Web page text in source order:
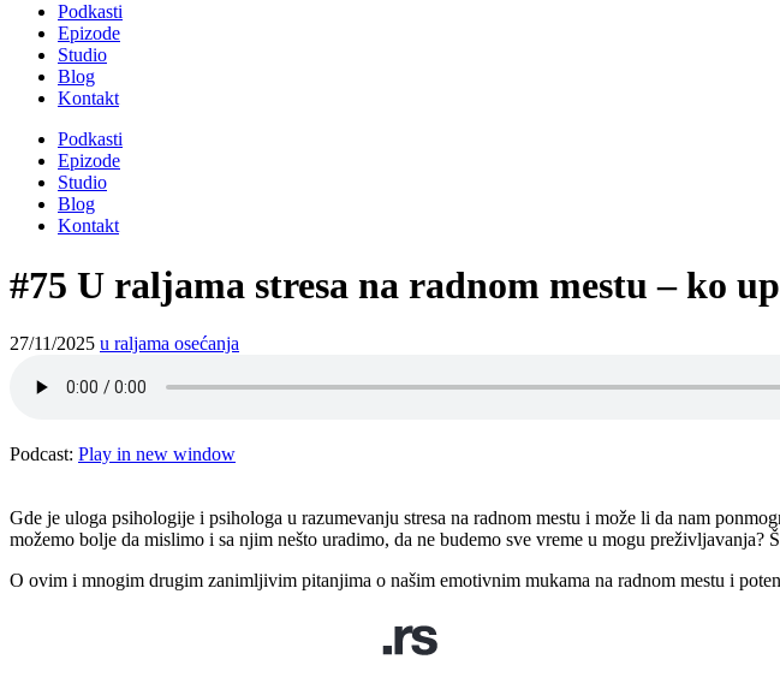
Podkasti
Epizode
Studio
Blog
Kontakt
Podkasti
Epizode
Studio
Blog
Kontakt
#75 U raljama stresa na radnom mestu – ko
27/11/2025 u raljama osećanja
Podcast: Play in new window
Gde je uloga psihologije i psihologa u razumevanju stresa na radnom mestu i može li da nam
možemo bolje da mislimo i sa njim nešto uradimo, da ne budemo sve vreme u mogu preživljavanja?
O ovim i mnogim drugim zanimljivim pitanjima o našim emotivnim mukama na radnom mestu i